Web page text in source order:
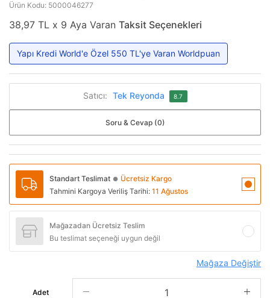
Ürün Kodu: 5000046277
38,97 TL x 9 Aya Varan Taksit Seçenekleri
Yapı Kredi World'e Özel 550 TL'ye Varan Worldpuan
Satıcı: Tek Reyonda 8.7
Soru & Cevap (0)
Standart Teslimat ● Ücretsiz Kargo
Tahmini Kargoya Veriliş Tarihi: 11 Ağustos
Mağazadan Ücretsiz Teslim
Bu teslimat seçeneği uygun değil
Mağaza Değiştir
Adet